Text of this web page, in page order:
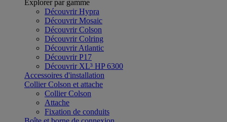
Explorer par gamme
Découvrir Hypra
Découvrir Mosaic
Découvrir Colson
Découvrir Colring
Découvrir Atlantic
Découvrir P17
Découvrir XL³ HP 6300
Accessoires d'installation
Collier Colson et attache
Collier Colson
Attache
Fixation de conduits